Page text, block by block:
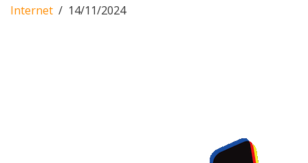
Internet 14/11/2024